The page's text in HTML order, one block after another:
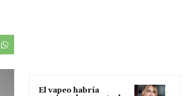
El vapeo habría